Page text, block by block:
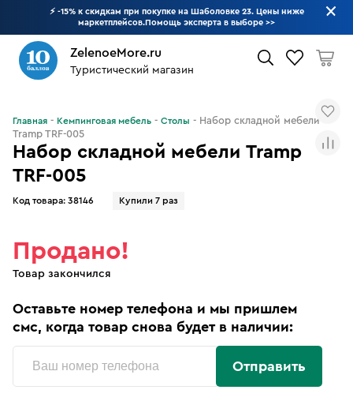
⚡ -15% к скидкам при покупке на Шаболовке 23. Цены ниже
маркетплейсов.Помощь эксперта в выборе >>
ZelenoeMore.ru
Туристический магазин
Набор складной мебели Tramp
TRF-005
Код товара: 38146 Купили 7 раз
Главная Кемпинговая мебель Столы
Набор складной мебели
Tramp TRF-005
Продано!
Товар закончился
Оставьте номер телефона и мы пришлем
смс, когда товар снова будет в наличии:
Отправить